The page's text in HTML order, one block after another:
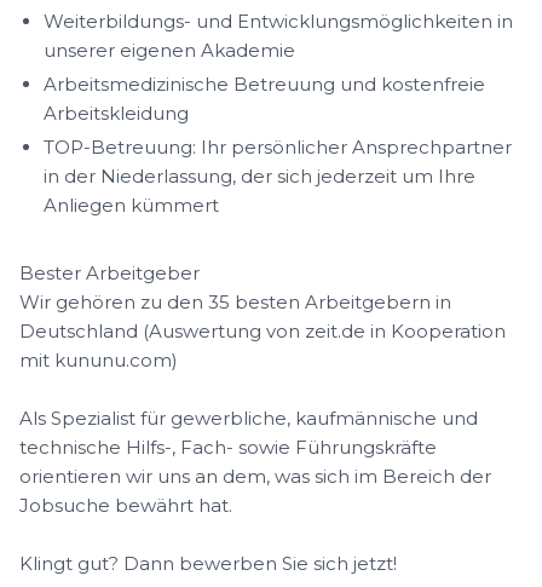
Weiterbildungs- und Entwicklungsmöglichkeiten in
unserer eigenen Akademie
Arbeitsmedizinische Betreuung und kostenfreie
Arbeitskleidung
TOP-Betreuung: Ihr persönlicher Ansprechpartner
in der Niederlassung, der sich jederzeit um Ihre
Anliegen kümmert
Bester Arbeitgeber
Wir gehören zu den 35 besten Arbeitgebern in
Deutschland (Auswertung von zeit.de in Kooperation
mit kununu.com)
Als Spezialist für gewerbliche, kaufmännische und
technische Hilfs-, Fach- sowie Führungskräfte
orientieren wir uns an dem, was sich im Bereich der
Jobsuche bewährt hat.
Klingt gut? Dann bewerben Sie sich jetzt!